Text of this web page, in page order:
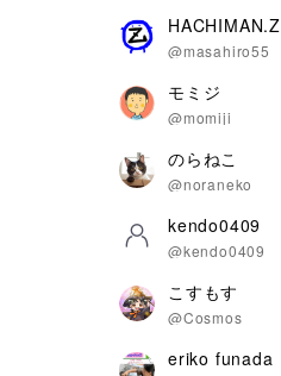
HACHIMAN.Z
@masahiro55
モミジ
@momiji
のらねこ
@noraneko
kendo0409
@kendo0409
こすもす
@Cosmos
eriko funada